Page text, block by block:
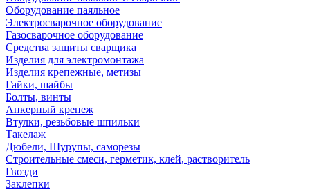
Оборудование паяльное
Электросварочное оборудование
Газосварочное оборудование
Средства защиты сварщика
Изделия для электромонтажа
Изделия крепежные, метизы
Гайки, шайбы
Болты, винты
Анкерный крепеж
Втулки, резьбовые шпильки
Такелаж
Дюбели, Шурупы, саморезы
Строительные смеси, герметик, клей, растворитель
Гвозди
Заклепки